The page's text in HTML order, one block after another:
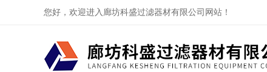
您好，欢迎进入廊坊科盛过滤器材有限公司网站！